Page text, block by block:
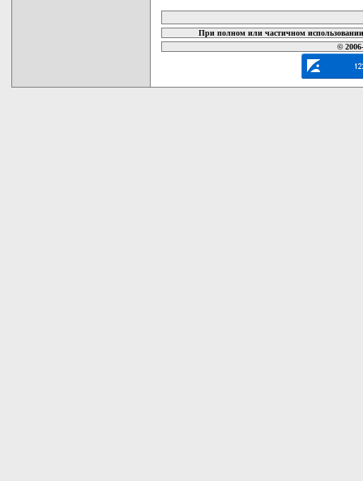
При полном или частичном
©